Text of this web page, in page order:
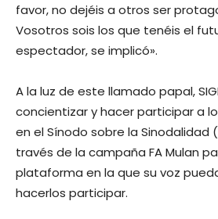
favor, no dejéis a otros ser
Vosotros sois los que tenéis el
espectador, se implicó».
A la luz de este llamado papal,
concientizar y hacer participar a
en el Sínodo sobre la Sinodalidad
través de la campaña FA Mulan
plataforma en la que su voz
hacerlos participar.